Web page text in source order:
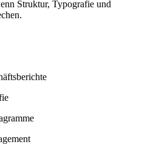
Struktur, Typografie und